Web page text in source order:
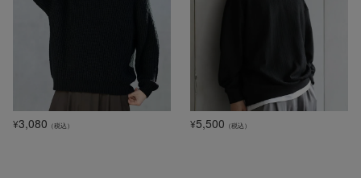
¥3,080 （税込） ¥5,500 （税込）